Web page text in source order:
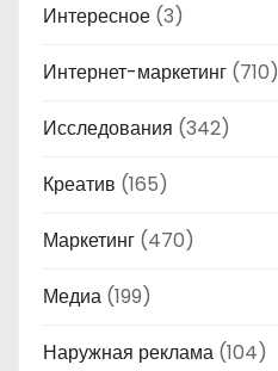
Интересное (3)
Интернет-маркетинг (710)
Исследования (342)
Креатив (165)
Маркетинг (470)
Медиа (199)
Наружная реклама (104)